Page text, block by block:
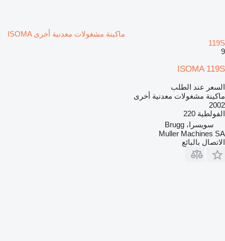
ماكينة مشغولات معدنية أخرى ISOMA
119S
9
ISOMA 119S
السعر عند الطلب
ماكينة مشغولات معدنية أخرى
2002
الفولطية 220
سويسرا، Brugg
Muller Machines SA
الاتصال بالبائع